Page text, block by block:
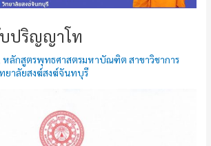
ปริญญาโท
หลักสูตรพุทธศาสตรมหาบัณฑิต สาขาวิชาการ
ยาลัยสงฆ์สงฆ์จันทบุรี